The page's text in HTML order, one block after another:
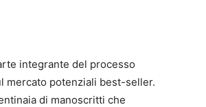
integrante del processo
mercato potenziali best-seller.
di manoscritti che